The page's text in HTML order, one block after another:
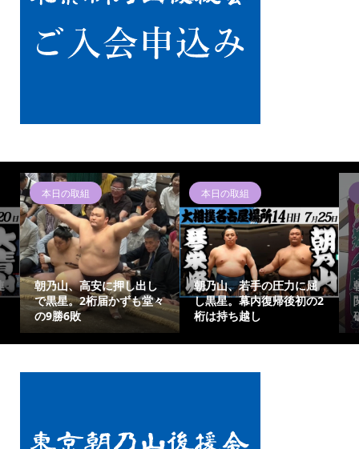
本日の取組
朝乃山、高安に押し出し
で黒星。2桁届かずも堂々
の9勝6敗
本日の取組
朝乃山、若手の圧力に屈
し黒星。幕内復帰後初の2
桁は持ち越し